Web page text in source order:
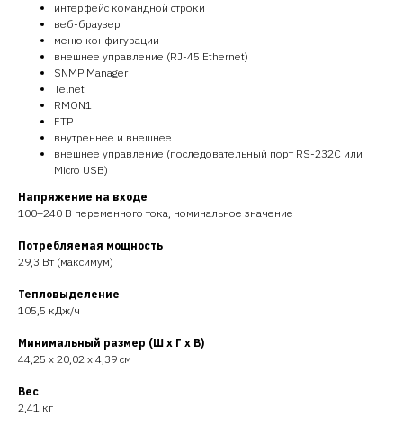
интерфейс командной строки
веб-браузер
меню конфигурации
внешнее управление (RJ-45 Ethernet)
SNMP Manager
Telnet
RMON1
FTP
внутреннее и внешнее
внешнее управление (последовательный порт RS-232C или
Micro USB)
Напряжение на входе
100–240 В переменного тока, номинальное значение
Потребляемая мощность
29,3 Вт (максимум)
Тепловыделение
105,5 кДж/ч
Минимальный размер (Ш x Г x В)
44,25 x 20,02 x 4,39 см
Вес
2,41 кг